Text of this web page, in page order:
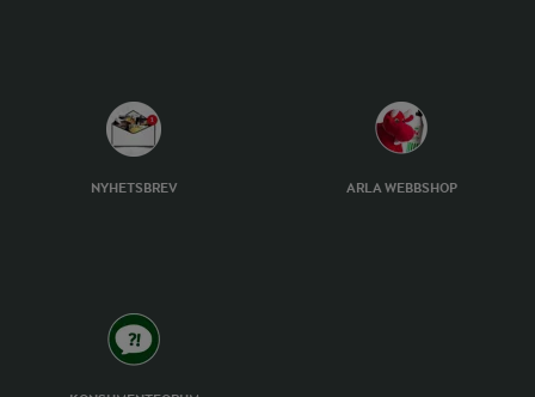
NYHETSBREV ARLA WEBBSHOP